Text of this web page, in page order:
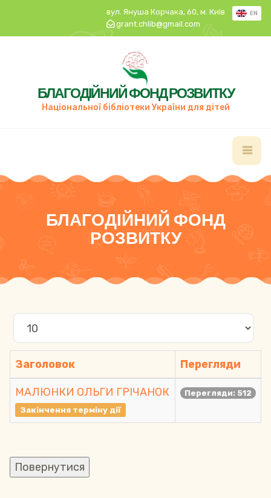
вул. Януша Корчака, 60, м. Київ
grant.chlib@gmail.com
EN
БЛАГОДІЙНИЙ ФОНД РОЗВИТКУ
Національної бібліотеки України для дітей
БЛАГОДІЙНИЙ ФОНД
РОЗВИТКУ
Показувати
Заголовок Перегляди
МАЛЮНКИ ОЛЬГИ ГРІЧАНОК
Закінчення терміну дії
Перегляди: 512